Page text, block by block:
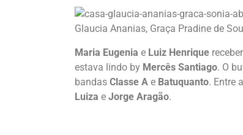
Glaucia Ananias, Graça Pradine de
Maria Eugenia e Luiz Henrique
estava lindo by Mercês Santiago. O
bandas Classe A e Batuquanto. Entre
Luiza e Jorge Aragão.